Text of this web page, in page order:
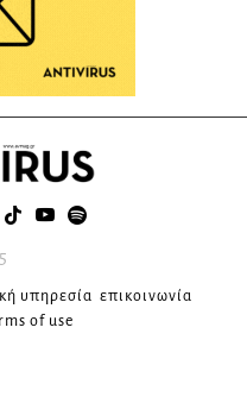
υπηρεσία επικοινωνία
of use